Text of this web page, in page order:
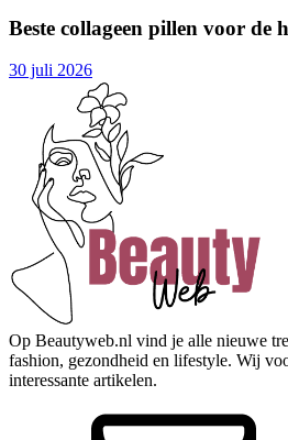
Beste collageen pillen voor de
30 juli 2026
Op Beautyweb.nl vind je alle nieuwe
fashion, gezondheid en lifestyle. Wij
interessante artikelen.